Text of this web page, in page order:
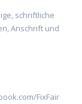
schriftliche
Anschrift und
FixFair